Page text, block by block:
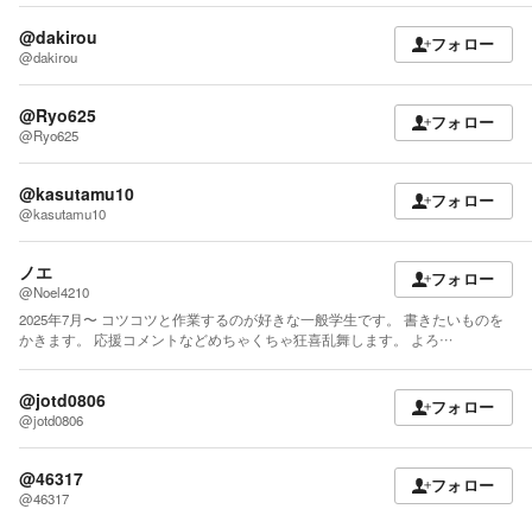
@dakirou
@dakirou
フォロー
@Ryo625
@Ryo625
フォロー
@kasutamu10
@kasutamu10
フォロー
ノエ
@Noel4210
フォロー
2025年7月〜 コツコツと作業するのが好きな一般学生です。 書きたいものを
かきます。 応援コメントなどめちゃくちゃ狂喜乱舞します。 よろ…
@jotd0806
@jotd0806
フォロー
@46317
@46317
フォロー